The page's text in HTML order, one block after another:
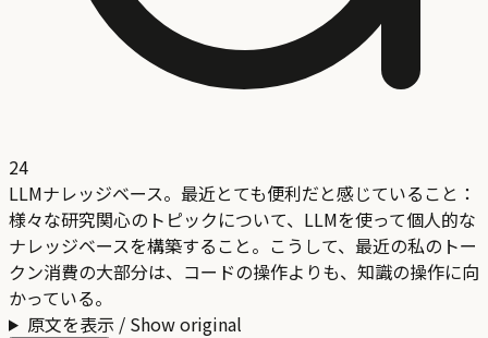
24
LLMナレッジベース。最近とても便利だと感じていること：
様々な研究関心のトピックについて、LLMを使って個人的な
ナレッジベースを構築すること。こうして、最近の私のトー
クン消費の大部分は、コードの操作よりも、知識の操作に向
かっている。
原文を表示 / Show original